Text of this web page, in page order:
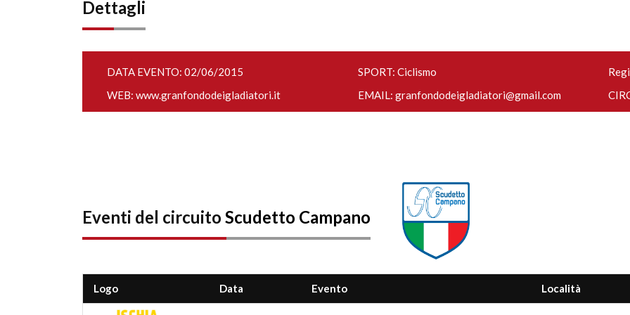
Dettagli
DATA EVENTO: 02/06/2015 SPORT: Ciclismo
WEB: www.granfondodeigladiatori.it EMAIL: granfondodeigladiatori@gmail.com
Eventi del circuito Scudetto Campano
Logo Data Evento Località